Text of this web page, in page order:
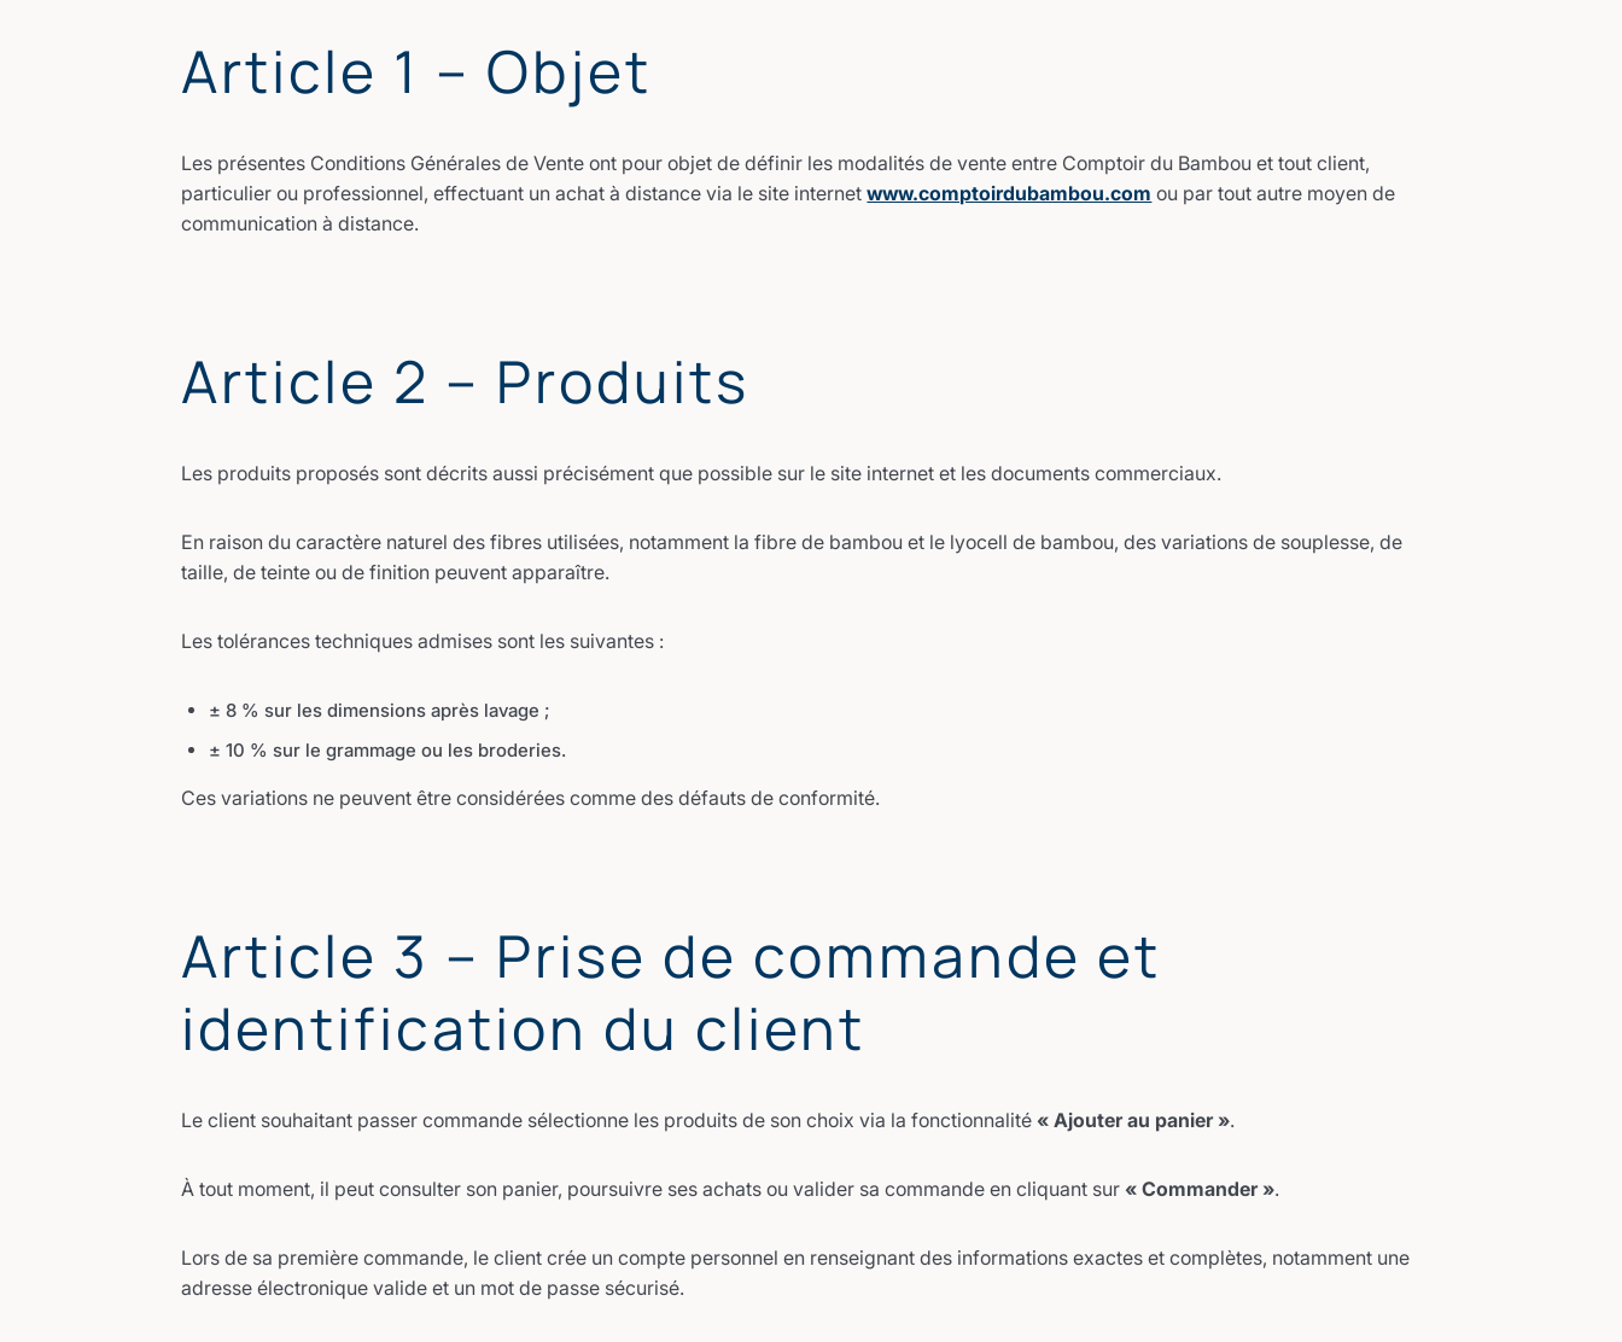
Article 1 – Objet
Les présentes Conditions Générales de Vente ont pour objet de définir les modalités de vente entre Comptoir du Bambou et tout client,
particulier ou professionnel, effectuant un achat à distance via le site internetwww.comptoirdubambou.com ou par tout autre moyen de
communication à distance.
Article 2 – Produits
Les produits proposés sont décrits aussi précisément que possible sur le site internet et les documents commerciaux.
En raison du caractère naturel des fibres utilisées, notamment la fibre de bambou et le lyocell de bambou, des variations de souplesse, de
taille, de teinte ou de finition peuvent apparaître.
Les tolérances techniques admises sont les suivantes :
± 8 % sur les dimensions après lavage ;
± 10 % sur le grammage ou les broderies.
Ces variations ne peuvent être considérées comme des défauts de conformité.
Article 3 – Prise de commande et
identification du client
Le client souhaitant passer commande sélectionne les produits de son choix via la fonctionnalité« Ajouter au panier ».
À tout moment, il peut consulter son panier, poursuivre ses achats ou valider sa commande en cliquant sur« Commander ».
Lors de sa première commande, le client crée un compte personnel en renseignant des informations exactes et complètes, notamment une
adresse électronique valide et un mot de passe sécurisé.